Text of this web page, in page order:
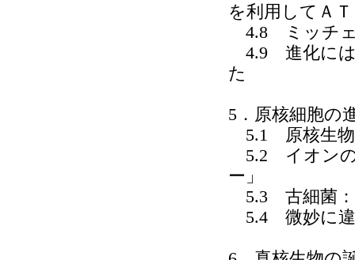
を利用してＡ
4.8 ミッチ
4.9 進化には
た
5．原核細胞の
5.1 原核生物
5.2 イオンの
ー」
5.3 古細菌：
5.4 微妙に違